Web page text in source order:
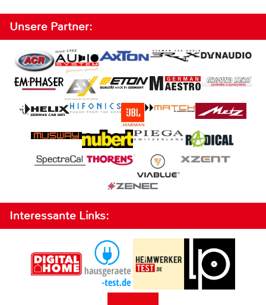
Unsere Partner:
Interessante Links: